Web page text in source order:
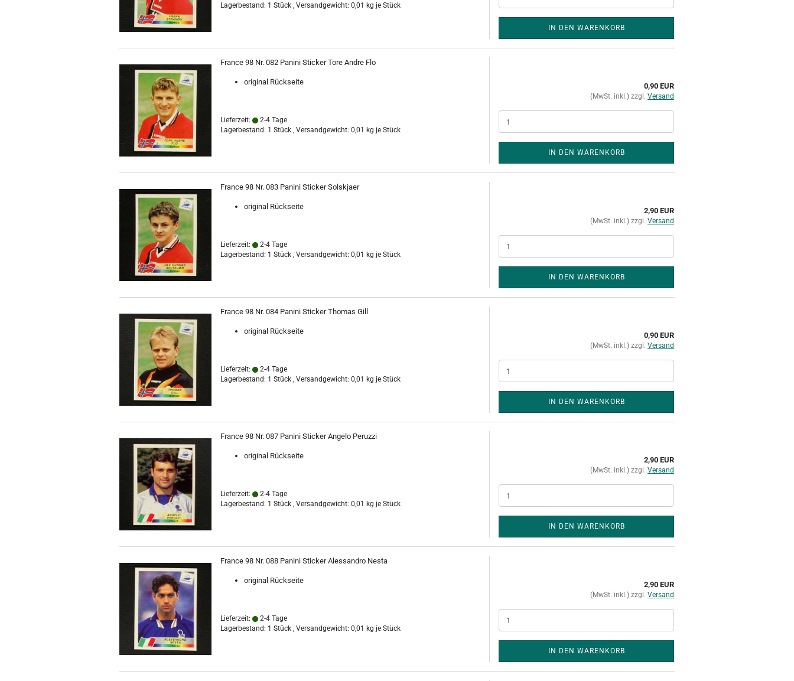
Lagerbestand: 1 Stück , Versandgewicht: 0,01 kg je Stück
IN DEN WARENKORB
France 98 Nr. 082 Panini Sticker Tore Andre Flo
original Rückseite
Lieferzeit:
2-4 Tage
Lagerbestand: 1 Stück , Versandgewicht: 0,01 kg je Stück
0,90 EUR
(MwSt. inkl.) zzgl. Versand
IN DEN WARENKORB
France 98 Nr. 083 Panini Sticker Solskjaer
original Rückseite
Lieferzeit:
2-4 Tage
Lagerbestand: 1 Stück , Versandgewicht: 0,01 kg je Stück
2,90 EUR
(MwSt. inkl.) zzgl. Versand
IN DEN WARENKORB
France 98 Nr. 084 Panini Sticker Thomas Gill
original Rückseite
Lieferzeit:
2-4 Tage
Lagerbestand: 1 Stück , Versandgewicht: 0,01 kg je Stück
0,90 EUR
(MwSt. inkl.) zzgl. Versand
IN DEN WARENKORB
France 98 Nr. 087 Panini Sticker Angelo Peruzzi
original Rückseite
Lieferzeit:
2-4 Tage
Lagerbestand: 1 Stück , Versandgewicht: 0,01 kg je Stück
2,90 EUR
(MwSt. inkl.) zzgl. Versand
IN DEN WARENKORB
France 98 Nr. 088 Panini Sticker Alessandro Nesta
original Rückseite
Lieferzeit:
2-4 Tage
Lagerbestand: 1 Stück , Versandgewicht: 0,01 kg je Stück
2,90 EUR
(MwSt. inkl.) zzgl. Versand
IN DEN WARENKORB